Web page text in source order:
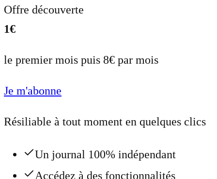
Offre découverte
1€
le premier mois puis 8€ par mois
Je m'abonne
Résiliable à tout moment en quelques clics
Un journal 100% indépendant
Accédez à des fonctionnalités